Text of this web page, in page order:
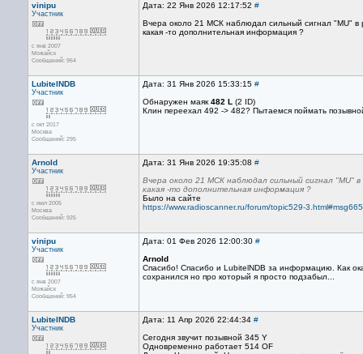
vinipu
Участник
с янв 2007
Можайск
Сообщений: 954
Дата: 22 Янв 2026 12:17:52 #
Вчера около 21 МСК наблюдал сильный сигнал "MU" в
какая -то дополнительная информация ?
LubitelNDB
Участник
с окт 2017
Москва
Сообщений: 295
Дата: 31 Янв 2026 15:33:15 #
Обнаружен маяк 482 L (2 ID)
Клин переехал 492 -> 482? Пытаемся поймать
Arnold
Участник
с июл 2005
Москва
Сообщений: 925
Дата: 31 Янв 2026 19:35:08 #
Вчера около 21 МСК наблюдал сильный сигнал "MU"
какая -то дополнительная информация ?
Было на сайте
https://www.radioscanner.ru/forum/topic529-
vinipu
Участник
с янв 2007
Можайск
Сообщений: 954
Дата: 01 Фев 2026 12:00:30 #
Arnold
Спасибо! Спасибо и LubitelNDB за информацию. Как
сохранился но про который я просто подзабыл...
LubitelNDB
Участник
Дата: 11 Апр 2026 22:44:34 #
Сегодня звучит позывной 345 Y
Одновременно работает 514 OF